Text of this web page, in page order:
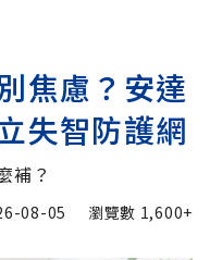
焦慮？安達
失智防護網
補？
08-05 瀏覽數 1,600+